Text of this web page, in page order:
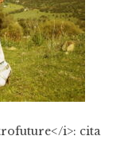
i>: cita